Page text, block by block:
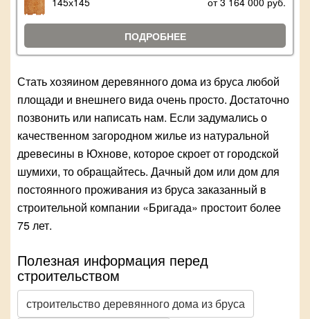
ПОДРОБНЕЕ
Стать хозяином деревянного дома из бруса любой
площади и внешнего вида очень просто. Достаточно
позвонить или написать нам. Если задумались о
качественном загородном жилье из натуральной
древесины в Юхнове, которое скроет от городской
шумихи, то обращайтесь. Дачный дом или дом для
постоянного проживания из бруса заказанный в
строительной компании «Бригада» простоит более
75 лет.
Полезная информация перед
строительством
строительство деревянного дома из бруса